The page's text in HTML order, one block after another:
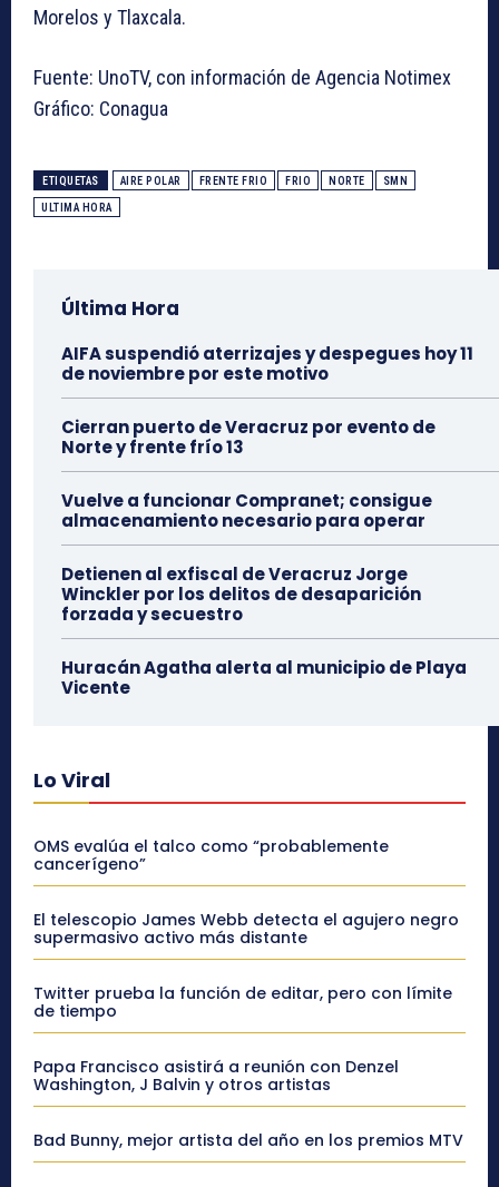
Morelos y Tlaxcala.
Fuente: UnoTV, con información de Agencia Notimex
Gráfico: Conagua
ETIQUETAS AIRE POLAR FRENTE FRIO FRIO NORTE SMN
ULTIMA HORA
Última Hora
AIFA suspendió aterrizajes y despegues hoy 11
de noviembre por este motivo
Cierran puerto de Veracruz por evento de
Norte y frente frío 13
Vuelve a funcionar Compranet; consigue
almacenamiento necesario para operar
Detienen al exfiscal de Veracruz Jorge
Winckler por los delitos de desaparición
forzada y secuestro
Huracán Agatha alerta al municipio de Playa
Vicente
Lo Viral
OMS evalúa el talco como “probablemente
cancerígeno”
El telescopio James Webb detecta el agujero negro
supermasivo activo más distante
Twitter prueba la función de editar, pero con límite
de tiempo
Papa Francisco asistirá a reunión con Denzel
Washington, J Balvin y otros artistas
Bad Bunny, mejor artista del año en los premios MTV